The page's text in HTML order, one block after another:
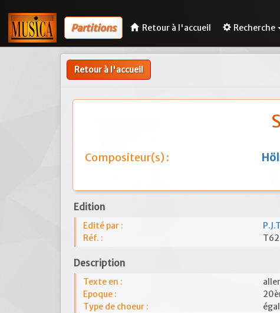
Partitions Retour à l'accueil Recherche
Retour à l'accueil
Compositeur(s) :
Edition
Edité par :
Réf. :
Description
Texte en :
Epoque :
Type de choeur :